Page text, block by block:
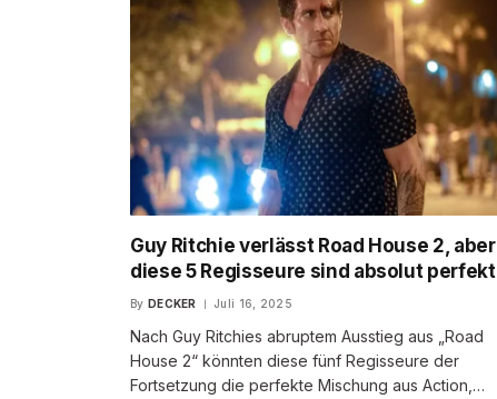
Guy Ritchie verlässt Road House 2, aber
diese 5 Regisseure sind absolut perfekt
By DECKER Juli 16, 2025
Nach Guy Ritchies abruptem Ausstieg aus „Road
House 2“ könnten diese fünf Regisseure der
Fortsetzung die perfekte Mischung aus Action,…